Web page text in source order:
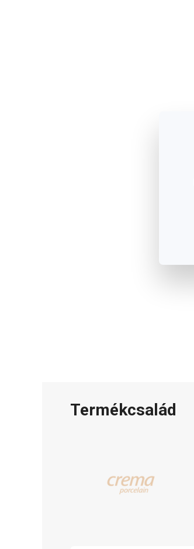
Termékcsalád